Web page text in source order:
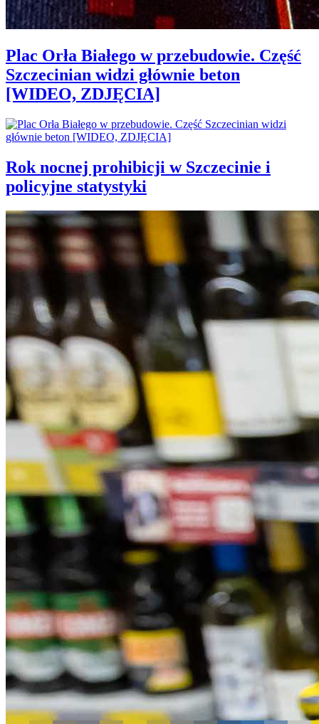
Plac Orła Białego w przebudowie. Część
Szczecinian widzi głównie beton
[WIDEO, ZDJĘCIA]
Rok nocnej prohibicji w Szczecinie i
policyjne statystyki